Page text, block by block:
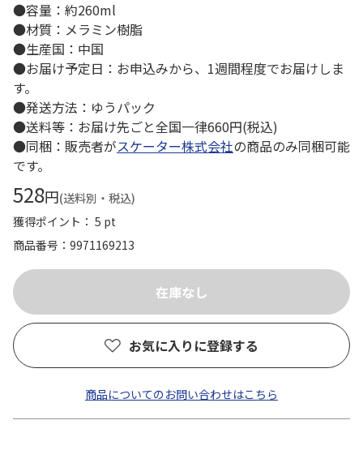
●容量：約260ml
●材質：メラミン樹脂
●生産国：中国
●お届け予定日：お申込みから、1週間程度でお届けしま
す。
●発送方法：ゆうパック
●送料等：お届け先ごと全国一律660円(税込)
●同梱：販売者がスケーター株式会社の商品のみ同梱可能
です。
528円(送料別・税込)
獲得ポイント： 5 pt
商品番号
9971169213
お気に入りに登録する
商品についてのお問い合わせはこちら